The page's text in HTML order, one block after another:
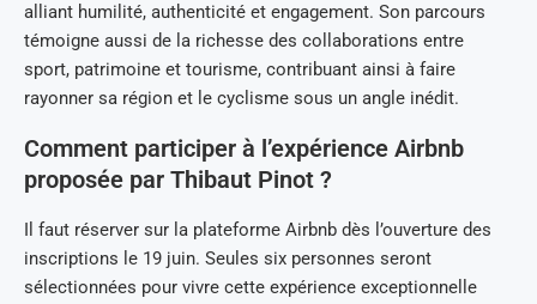
alliant humilité, authenticité et engagement. Son parcours
témoigne aussi de la richesse des collaborations entre
sport, patrimoine et tourisme, contribuant ainsi à faire
rayonner sa région et le cyclisme sous un angle inédit.
Comment participer à l’expérience Airbnb
proposée par Thibaut Pinot ?
Il faut réserver sur la plateforme Airbnb dès l’ouverture des
inscriptions le 19 juin. Seules six personnes seront
sélectionnées pour vivre cette expérience exceptionnelle